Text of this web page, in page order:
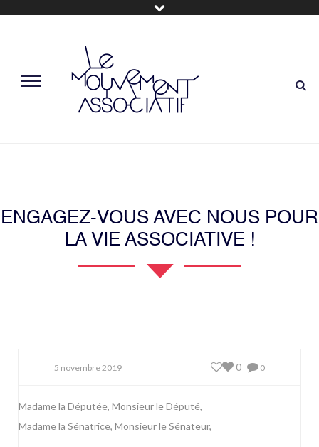
ENGAGEZ-VOUS AVEC NOUS POUR
LA VIE ASSOCIATIVE !
5 novembre 2019 0
0
Madame la Députée, Monsieur le Député,
Madame la Sénatrice, Monsieur le Sénateur,